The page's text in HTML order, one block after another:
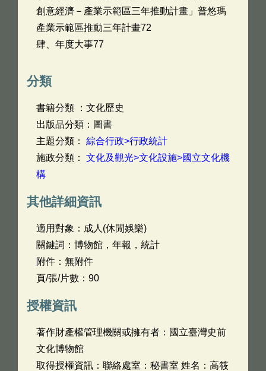
創意經濟－產業示範區三年推動計畫」普悠瑪
產業示範區推動三年計畫72
肆、年度大事77
分類
書籍分類 ：文化歷史
出版品分類：圖書
主題分類： 綜合行政>行政統計
施政分類： 文化及觀光>文化設施>國立文化機
構
其他詳細資訊
適用對象：成人(休閒娛樂)
關鍵詞：博物館，年報，統計
附件：無附件
頁/張/片數：90
授權資訊
著作財產權管理機關或擁有者：國立臺灣史前
文化博物館
取得授權資訊：聯絡處室：秘書室 姓名：高筱